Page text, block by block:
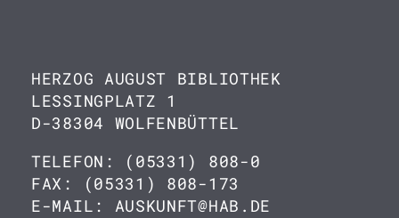
HERZOG AUGUST BIBLIOTHEK
LESSINGPLATZ 1
D-38304 WOLFENBÜTTEL
TELEFON: (05331) 808-0
FAX: (05331) 808-173
E-MAIL: AUSKUNFT@HAB.DE